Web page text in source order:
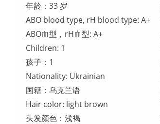
年龄：33 岁
ABO blood type, rH blood type: A+
ABO血型，rH血型: A+
Children: 1
孩子：1
Nationality: Ukrainian
国籍：乌克兰语
Hair color: light brown
头发颜色：浅褐